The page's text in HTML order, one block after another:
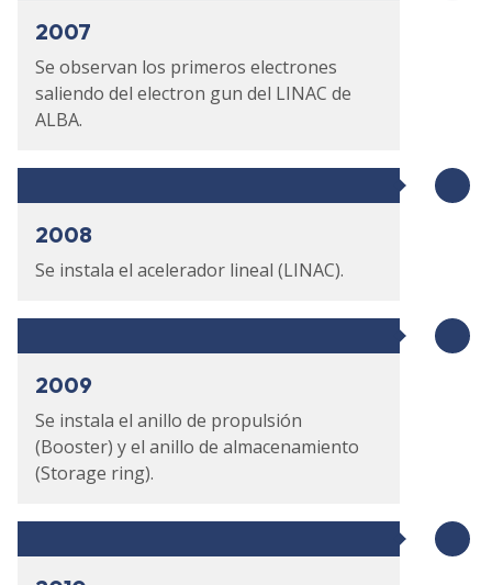
2007
Se observan los primeros electrones
saliendo del electron gun del LINAC de
ALBA.
2008
Se instala el acelerador lineal (LINAC).
2009
Se instala el anillo de propulsión
(Booster) y el anillo de almacenamiento
(Storage ring).